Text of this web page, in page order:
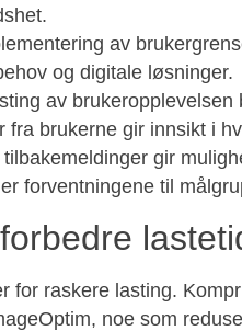
av
og digitale løsninger.
av
fra brukerne gir innsikt i
gir
forventningene til
for raskere lasting.
noe som